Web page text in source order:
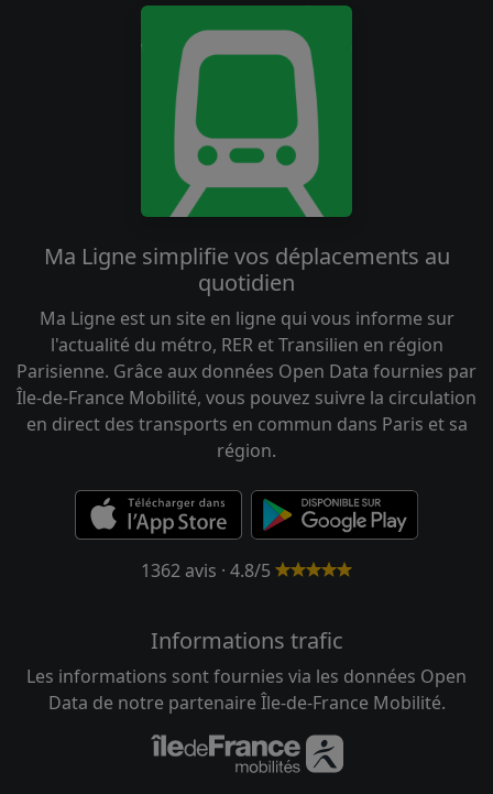
Ma Ligne simplifie vos déplacements au
quotidien
Ma Ligne est un site en ligne qui vous informe sur
l'actualité du métro, RER et Transilien en région
Parisienne. Grâce aux données Open Data fournies par
Île-de-France Mobilité, vous pouvez suivre la circulation
en direct des transports en commun dans Paris et sa
région.
1362 avis · 4.8/5
Informations trafic
Les informations sont fournies via les données Open
Data de notre partenaire Île-de-France Mobilité.